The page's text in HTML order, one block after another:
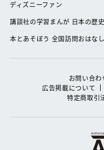
ディズニーファン
講談社の学習まんが 日本の歴史
本とあそぼう 全国訪問おはな
お問い合わ
広告掲載について
特定商取引